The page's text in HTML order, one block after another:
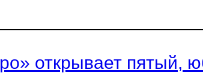
открывает пятый,